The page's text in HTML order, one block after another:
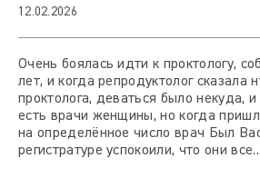
12.02.2026
Очень боялась идти к проктологу,
лет, и когда репродуктолог сказала
проктолога, деваться было некуда, и
есть врачи женщины, но когда
на определённое число врач Был
регистратуре успокоили, что они все...